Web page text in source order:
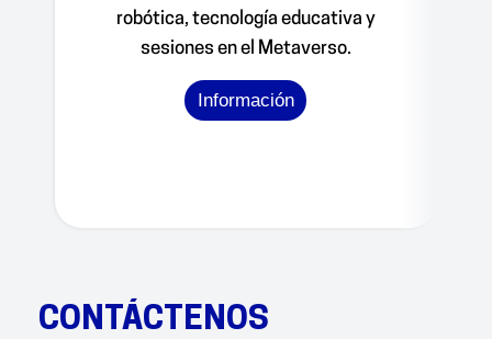
robótica, tecnología educativa y
sesiones en el Metaverso.
Información
CONTÁCTENOS